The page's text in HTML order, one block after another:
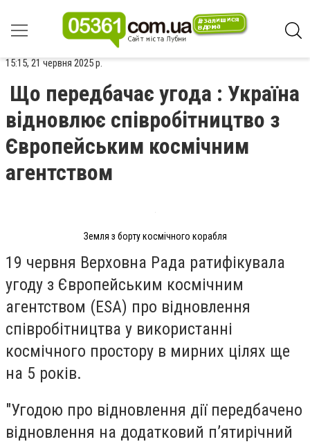
15:15, 21 червня 2025 р.
Що передбачає угода : Україна
відновлює співробітництво з
Європейським космічним
агентством
Земля з борту космічного корабля
19 червня Верховна Рада ратифікувала
угоду з Європейським космічним
агентством (ESA) про відновлення
співробітництва у використанні
космічного простору в мирних цілях ще
на 5 років.
"Угодою про відновлення дії передбачено
відновлення на додатковий п’ятирічний